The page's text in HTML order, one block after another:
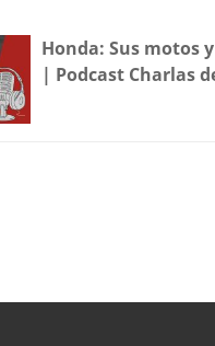
Honda: Sus motos
| Podcast Charlas